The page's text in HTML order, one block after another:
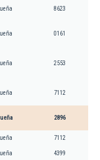
8623
0161
2553
7112
2896
7112
4399